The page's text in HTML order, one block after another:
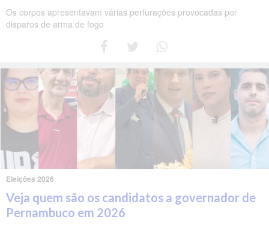
Os corpos apresentavam várias perfurações provocadas por
disparos de arma de fogo
Eleições 2026
Veja quem são os candidatos a governador de
Pernambuco em 2026